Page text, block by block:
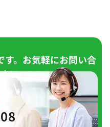
す。お気軽にお問い合
い。